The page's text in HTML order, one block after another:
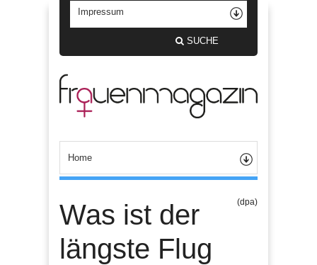
SUCHE
Was ist der
längste Flug
(dpa)